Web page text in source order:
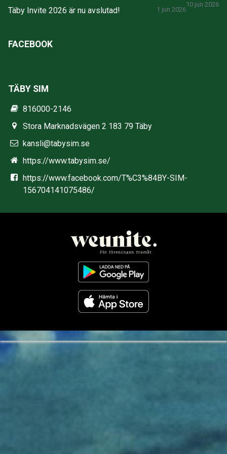
10 jun 2026
Täby Invite 2026 är nu avslutad! 1 jun 2026
FACEBOOK
TÄBY SIM
816000-2146
Stora Marknadsvägen 2 183 79 Täby
kansli@tabysim.se
https://www.tabysim.se/
https://www.facebook.com/T%C3%84BY-SIM-
156704141075486/